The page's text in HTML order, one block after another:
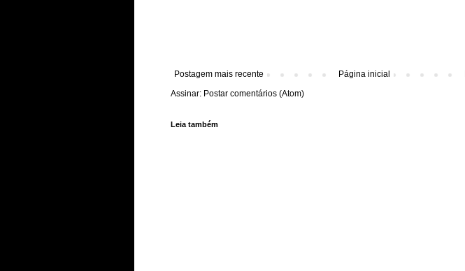
Postagem mais recente
Página inicial
Assinar: Postar comentários (Atom)
Leia também